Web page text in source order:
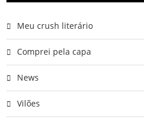
Meu crush literário
Comprei pela capa
News
Vilões